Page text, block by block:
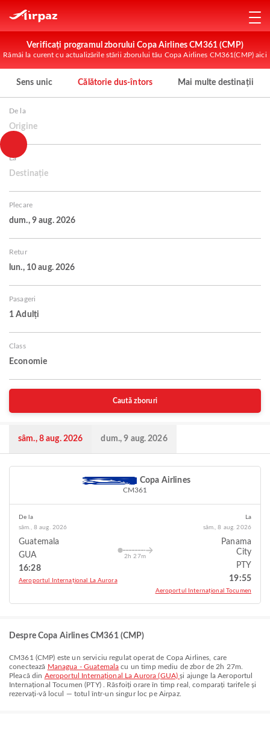
Verificați programul zborului Copa Airlines CM361 (CMP)
Rămâi la curent cu actualizările stării zborului tău Copa Airlines CM361(CMP) aici
Sens unic Călătorie dus-întors Mai multe destinații
De la
Origine
La
Destinație
Plecare
dum., 9 aug. 2026
Retur
lun., 10 aug. 2026
Pasageri
1 Adulți
Class
Economie
Caută zboruri
sâm., 8 aug. 2026 dum., 9 aug. 2026
Copa Airlines
CM361
De la
sâm., 8 aug. 2026
Guatemala
GUA
16:28
Aeroportul Internațional La Aurora
2h 27m
La
sâm., 8 aug. 2026
Panama
City
PTY
19:55
Aeroportul Internațional Tocumen
Despre Copa Airlines CM361 (CMP)
CM361 (CMP) este un serviciu regulat operat de Copa Airlines , care
conectează Managua - Guatemala cu un timp mediu de zbor de 2h 27m
Pleacă din Aeroportul Internațional La Aurora (GUA)și ajunge laAeroportul
Internațional Tocumen (PTY)
. Răsfoiți orare în timp real, comparați tarifele și
rezervați-vă locul — totul într-un singur loc pe Airpaz.